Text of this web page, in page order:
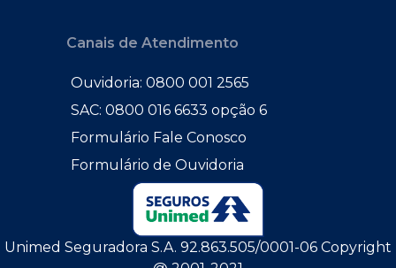
Canais de Atendimento
Ouvidoria: 0800 001 2565
SAC: 0800 016 6633 opção 6
Formulário Fale Conosco
Formulário de Ouvidoria
Unimed Seguradora S.A. 92.863.505/0001-06 Copyright